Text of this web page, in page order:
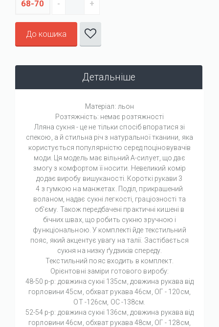
68-70
До кошика
Детальніше
Матеріал: льон
Розтяжність: немає розтяжності
Лляна сукня - це не тільки спосіб впоратися зі
спекою, а й стильна річ з натуральної тканини, яка
користується популярністю серед поціновувачів
моди. Ця модель має вільний А-силует, що дає
змогу з комфортом її носити. Невеликий комір
додає виробу вишуканості. Короткі рукави 3
4 з гумкою на манжетах. Поділ, прикрашений
воланом, надає сукні легкості, граціозності та
об'єму. Також передбачені практичні кишені в
бічних швах, що робить сукню зручною і
функціональною. У комплекті йде текстильний
пояс, який акцентує увагу на талії. Застібається
сукня на низку ґудзиків спереду.
Текстильний пояс входить в комплект.
Орієнтовні заміри готового виробу:
48-50 р-р: довжина сукні 135см, довжина рукава від
горловини 45см, обхват рукава 46см, ОГ - 120см,
ОТ -126см, OC -138см.
52-54 р-р: довжина сукні 136см, довжина рукава від
горловини 46см, обхват рукава 48см, ОГ - 128см,